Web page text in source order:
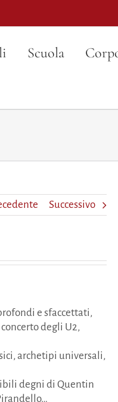
Scuola
Successivo
e sfaccettati,
degli U2,
archetipi universali,
degni di Quentin